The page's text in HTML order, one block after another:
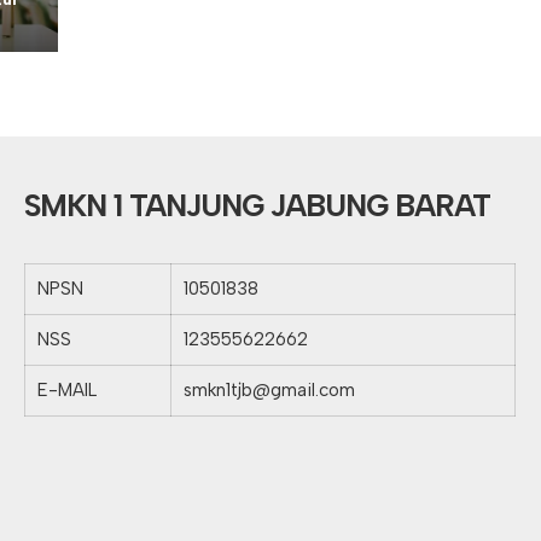
SMKN 1 TANJUNG JABUNG BARAT
NPSN 10501838
NSS 123555622662
E-MAIL smkn1tjb@gmail.com